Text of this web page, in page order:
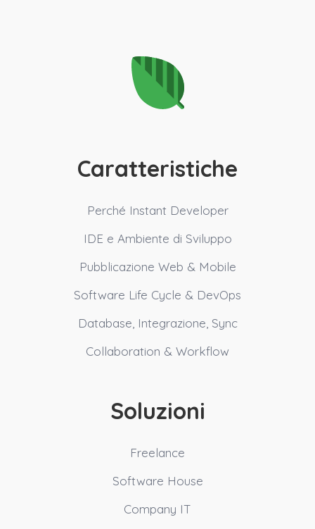
Caratteristiche
Perché Instant Developer
IDE e Ambiente di Sviluppo
Pubblicazione Web & Mobile
Software Life Cycle & DevOps
Database, Integrazione, Sync
Collaboration & Workflow
Soluzioni
Freelance
Software House
Company IT